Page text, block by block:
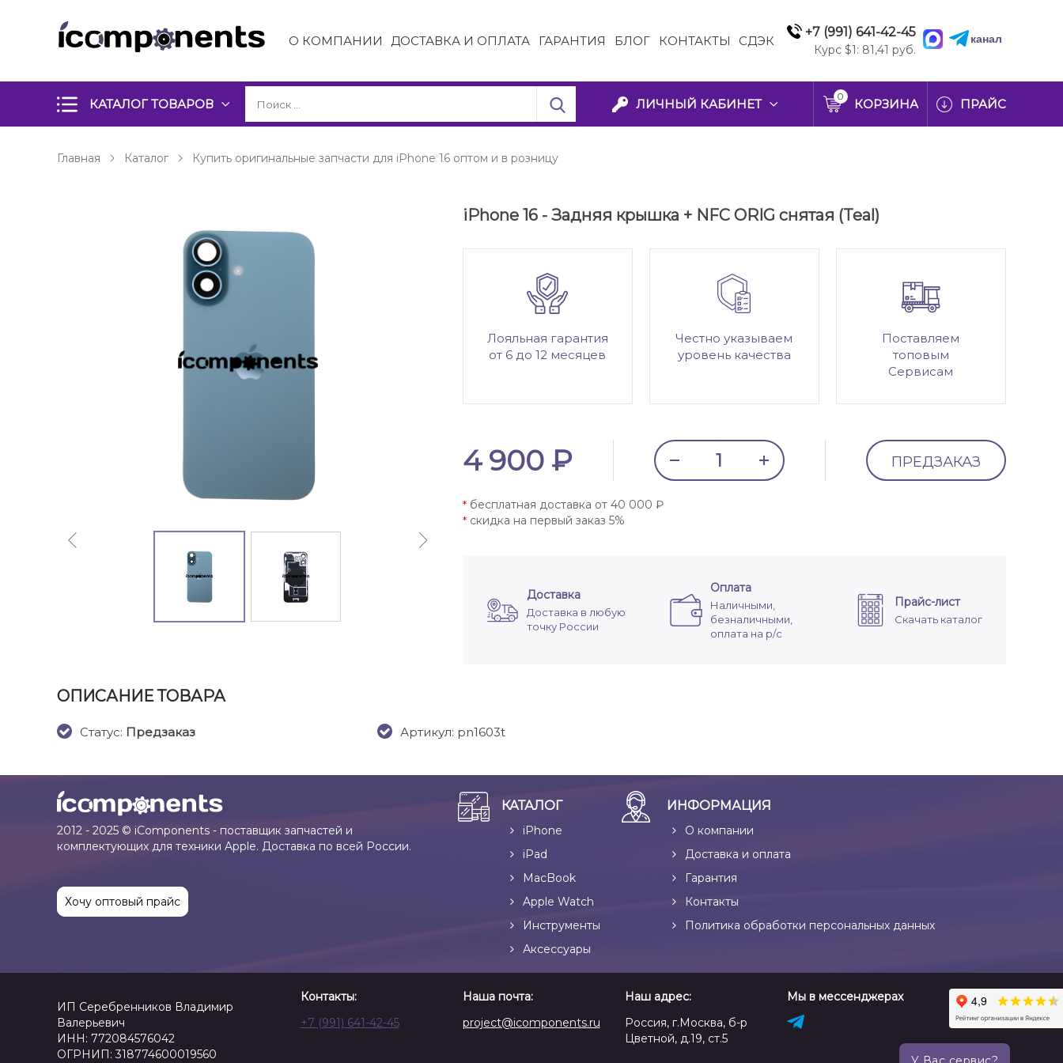
О КОМПАНИИ ДОСТАВКА И ОПЛАТА ГАРАНТИЯ БЛОГ КОНТАКТЫ СДЭК
+7 (991) 641-42-45
Курс $1: 81,41 руб.
канал
КАТАЛОГ ТОВАРОВ ЛИЧНЫЙ КАБИНЕТ
0
КОРЗИНА ПРАЙС
Главная Каталог Купить оригинальные запчасти для iPhone 16 оптом и в розницу
iPhone 16 - Задняя крышка + NFC ORIG снятая (Teal)
Лояльная гарантия
от 6 до 12 месяцев
Честно указываем
уровень качества
Поставляем
топовым
Сервисам
4 900 ₽ ПРЕДЗАКАЗ
*бесплатная доставка от 40 000 ₽
*скидка на первый заказ 5%
Доставка
Доставка в любую
точку России
Оплата
Наличными,
безналичными,
оплата на р/с
Прайс-лист
Скачать каталог
ОПИСАНИЕ ТОВАРА
Cтатус: Предзаказ Артикул: pn1603t
2012 - 2025 © iComponents - поставщик запчастей и
комплектующих для техники Apple. Доставка по всей России.
Хочу оптовый прайс
КАТАЛОГ
iPhone
iPad
MacBook
Apple Watch
Инструменты
Аксессуары
ИНФОРМАЦИЯ
О компании
Доставка и оплата
Гарантия
Контакты
Политика обработки персональных данных
ИП Серебренников Владимир
Валерьевич
ИНН: 772084576042
ОГРНИП: 318774600019560
Контакты:
+7 (991) 641-42-45
Наша почта:
project@icomponents.ru
Наш адрес:
Россия, г.Москва, б-р
Цветной, д.19, ст.5
Мы в мессенджерах